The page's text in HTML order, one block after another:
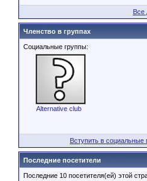
Все
Членство в группах
Социальные группы:
Alternative club
Вступить в социальные
Последние посетители
Последние 10 посетителя(ей) этой